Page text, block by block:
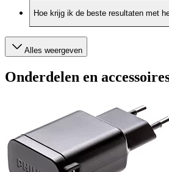
Hoe krijg ik de beste resultaten met
Alles weergeven
Onderdelen en